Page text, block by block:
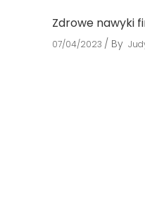
Zdrowe nawyki
07/04/2023 By